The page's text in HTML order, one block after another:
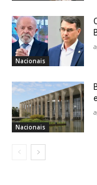
Nacionais
Nacionais